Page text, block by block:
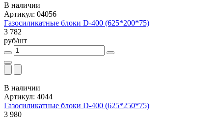
В наличии
Артикул: 04056
Газосиликатные блоки D-400 (625*200*75)
3 782
руб/шт
В наличии
Артикул: 4044
Газосиликатные блоки D-400 (625*250*75)
3 980